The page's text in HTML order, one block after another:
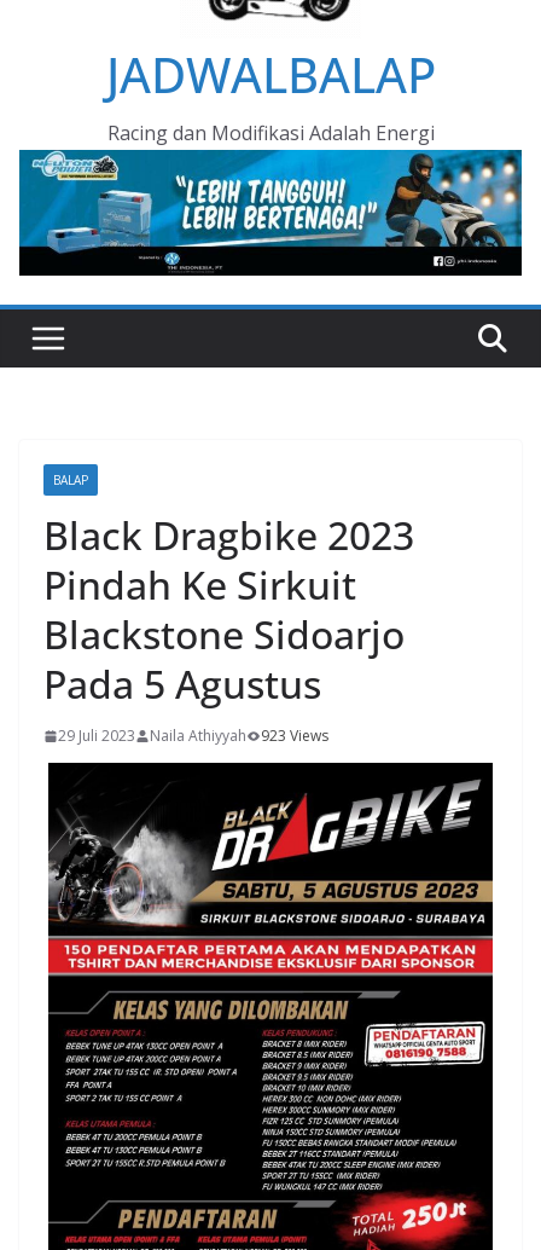
JADWALBALAP
Racing dan Modifikasi Adalah Energi
BALAP
Black Dragbike 2023
Pindah Ke Sirkuit
Blackstone Sidoarjo
Pada 5 Agustus
29 Juli 2023 Naila Athiyyah 923 Views